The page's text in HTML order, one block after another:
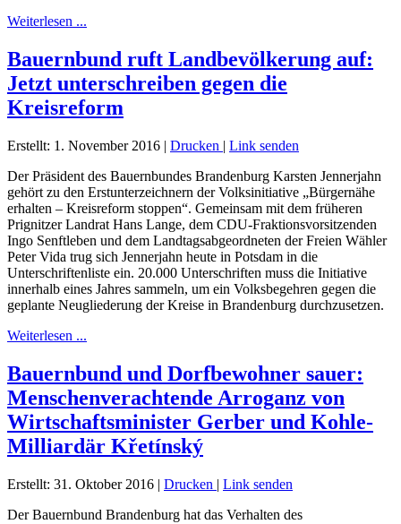
Weiterlesen ...
Bauernbund ruft Landbevölkerung auf:
Jetzt unterschreiben gegen die
Kreisreform
Erstellt: 1. November 2016 | Drucken | Link senden
Der Präsident des Bauernbundes Brandenburg Karsten Jennerjahn
gehört zu den Erstunterzeichnern der Volksinitiative „Bürgernähe
erhalten – Kreisreform stoppen“. Gemeinsam mit dem früheren
Prignitzer Landrat Hans Lange, dem CDU-Fraktionsvorsitzenden
Ingo Senftleben und dem Landtagsabgeordneten der Freien Wähler
Peter Vida trug sich Jennerjahn heute in Potsdam in die
Unterschriftenliste ein. 20.000 Unterschriften muss die Initiative
innerhalb eines Jahres sammeln, um ein Volksbegehren gegen die
geplante Neugliederung der Kreise in Brandenburg durchzusetzen.
Weiterlesen ...
Bauernbund und Dorfbewohner sauer:
Menschenverachtende Arroganz von
Wirtschaftsminister Gerber und Kohle-
Milliardär Křetínský
Erstellt: 31. Oktober 2016 | Drucken | Link senden
Der Bauernbund Brandenburg hat das Verhalten des